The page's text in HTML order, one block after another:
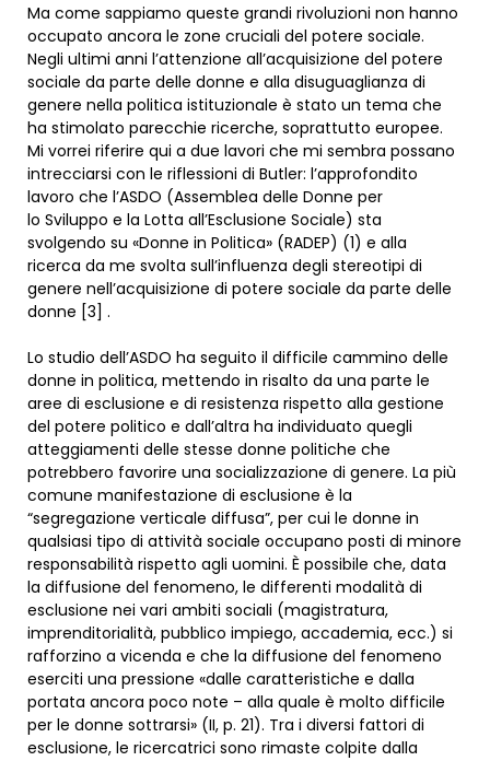
Ma come sappiamo queste grandi rivoluzioni non hanno
occupato ancora le zone cruciali del potere sociale.
Negli ultimi anni l’attenzione all’acquisizione del potere
sociale da parte delle donne e alla disuguaglianza di
genere nella politica istituzionale è stato un tema che
ha stimolato parecchie ricerche, soprattutto europee.
Mi vorrei riferire qui a due lavori che mi sembra possano
intrecciarsi con le riflessioni di Butler: l’approfondito
lavoro che l’ASDO (Assemblea delle Donne per
lo Sviluppo e la Lotta all’Esclusione Sociale) sta
svolgendo su «Donne in Politica» (RADEP) (1) e alla
ricerca da me svolta sull’influenza degli stereotipi di
genere nell’acquisizione di potere sociale da parte delle
donne [3] .
Lo studio dell’ASDO ha seguito il difficile cammino delle
donne in politica, mettendo in risalto da una parte le
aree di esclusione e di resistenza rispetto alla gestione
del potere politico e dall’altra ha individuato quegli
atteggiamenti delle stesse donne politiche che
potrebbero favorire una socializzazione di genere. La più
comune manifestazione di esclusione è la
“segregazione verticale diffusa”, per cui le donne in
qualsiasi tipo di attività sociale occupano posti di minore
responsabilità rispetto agli uomini. È possibile che, data
la diffusione del fenomeno, le differenti modalità di
esclusione nei vari ambiti sociali (magistratura,
imprenditorialità, pubblico impiego, accademia, ecc.) si
rafforzino a vicenda e che la diffusione del fenomeno
eserciti una pressione «dalle caratteristiche e dalla
portata ancora poco note – alla quale è molto difficile
per le donne sottrarsi» (II, p. 21). Tra i diversi fattori di
esclusione, le ricercatrici sono rimaste colpite dalla